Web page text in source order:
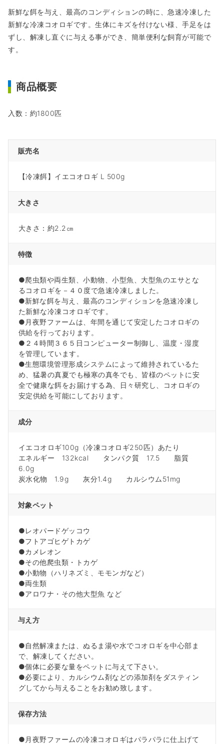
新鮮な餌を与え、最高のコンディションの時に、急速冷凍した
新鮮な冷凍コオロギです。生体にキズを付けない様、手足をは
ずし、解凍し直ぐに与える事ができ、簡単便利な飼育が可能で
す。
商品概要
入数：約1800匹
販売名
【冷凍餌】イエコオロギ L 500g
大きさ
大きさ：約2.2㎝
特徴
●爬虫類や両生類、小動物、小型魚、大型魚のエサとな
るコオロギを－４０度で急速冷凍しました。
●新鮮な餌を与え、最高のコンディションを急速冷凍し
た新鮮な冷凍コオロギです。
●月夜野ファームは、年間を通じて安定したコオロギの
供給を行っております。
●２４時間３６５日コンピューター制御し、温度・湿度
を管理しています。
●生態環境管理形成システムによって維持されているた
め、猛暑の真夏でも極寒の真冬でも、皆様のペットに安
全で健康な餌をお届けする為、日々研究し、コオロギの
安定供給を可能にしております。
成分
イエコオロギ100g（冷凍コオロギ250匹）あたり
エネルギー 132kcal タンパク質 17.5 脂質
6.0g
炭水化物 1.9g 灰分1.4g カルシウム51mg
対象ペット
●レオパードゲッコウ
●フトアゴヒゲトカゲ
●カメレオン
●その他爬虫類・トカゲ
●小動物（ハリネズミ、モモンガなど）
●両生類
●アロワナ・その他大型魚 など
与え方
●自然解凍または、ぬるま湯や水でコオロギを中心部ま
で、解凍してください。
●個体に必要な量をペットに与えて下さい。
●必要により、カルシウム剤などの添加剤をダスティン
グしてから与えることをお勧め致します。
保存方法
●月夜野ファームの冷凍コオロギはパラパラに仕上げて